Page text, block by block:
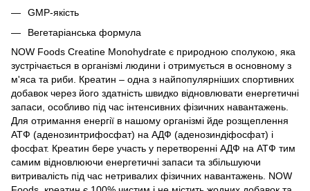
GMP-якість
Вегетаріанська формула
NOW Foods Creatine Monohydrate є природною сполукою, яка
зустрічається в організмі людини і отримується в основному з
м'яса та риби. Креатин – одна з найпопулярніших спортивних
добавок через його здатність швидко відновлювати енергетичні
запаси, особливо під час інтенсивних фізичних навантажень.
Для отримання енергії в нашому організмі йде розщеплення
АТФ (аденозинтрифосфат) на АДФ (аденозиндіфосфат) і
фосфат. Креатин бере участь у перетворенні АДФ на АТФ тим
самим відновлюючи енергетичні запаси та збільшуючи
витривалість під час нетривалих фізичних навантажень. NOW